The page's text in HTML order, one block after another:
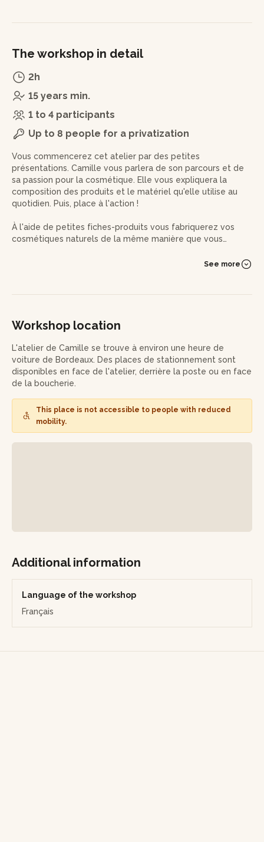
The workshop in detail
2h
15 years min.
1 to 4 participants
Up to 8 people for a privatization
Vous commencerez cet atelier par des petites
présentations. Camille vous parlera de son parcours et de
sa passion pour la cosmétique. Elle vous expliquera la
composition des produits et le matériel qu'elle utilise au
quotidien. Puis, place à l'action !
À l'aide de petites fiches-produits vous fabriquerez vos
cosmétiques naturels de la même manière que vous
fabriquez des produits cosmétiques, c'est un peu comme
Vous apprendrez donc avec Camille à bien doser les
masque pour cheveux. Camille vous aidera à personnaliser
les recettes pour que les produits soient adaptés à votre
type de cheveux !
Vous repartirez de cet atelier avec votre shampoing solide
et votre masque pour cheveux personnalisé et à base de
See more
Workshop location
L'atelier de Camille se trouve à environ une heure de
voiture de Bordeaux. Des places de stationnement sont
disponibles en face de l'atelier, derrière la poste ou en face
de la boucherie.
This place is not accessible to people with reduced
mobility.
Additional information
Language of the workshop
Français